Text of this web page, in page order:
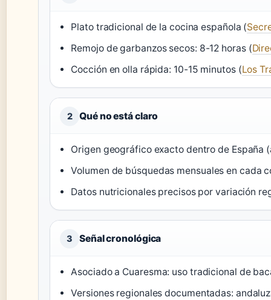
Plato tradicional de la cocina española (
Remojo de garbanzos secos: 8-12 horas (
Cocción en olla rápida: 10-15 minutos (Los
2 Qué no está claro
Origen geográfico exacto dentro de España
Volumen de búsquedas mensuales en cada
Datos nutricionales precisos por variación
3 Señal cronológica
Asociado a Cuaresma: uso tradicional de
Versiones regionales documentadas: